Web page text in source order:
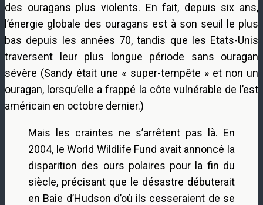
des ouragans plus violents. En fait, depuis six ans,
l’énergie globale des ouragans est à son seuil le plus
bas depuis les années 70, tandis que les Etats-Unis
traversent leur plus longue période sans ouragan
sévère (Sandy était une « super-tempête » et non un
ouragan, lorsqu’elle a frappé la côte vulnérable de l’est
américain en octobre dernier.)
Mais les craintes ne s’arrêtent pas là. En
2004, le World Wildlife Fund avait annoncé la
disparition des ours polaires pour la fin du
siècle, précisant que le désastre débuterait
en Baie d’Hudson d’où ils cesseraient de se